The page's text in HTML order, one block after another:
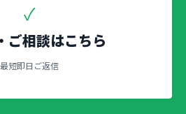
✓
ご相談はこちら
最短即日ご返信